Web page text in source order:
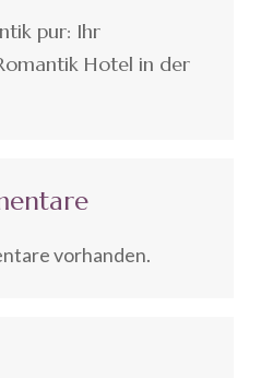
pur: Ihr
Hotel in der
vorhanden.